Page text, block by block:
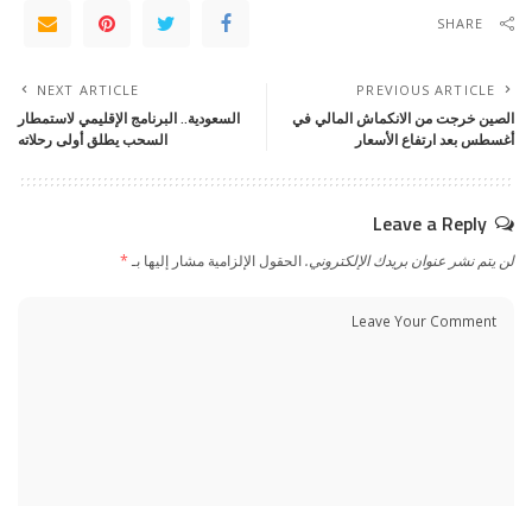
SHARE
PREVIOUS ARTICLE
الصين خرجت من الانكماش المالي في
أغسطس بعد ارتفاع الأسعار
NEXT ARTICLE
السعودية.. البرنامج الإقليمي لاستمطار
السحب يطلق أولى رحلاته
Leave a Reply
لن يتم نشر عنوان بريدك الإلكتروني.الحقول الإلزامية مشار إليها بـ*